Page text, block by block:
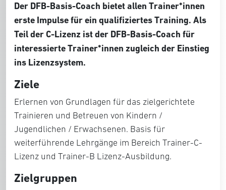
Der DFB-Basis-Coach bietet allen Trainer*innen
erste Impulse für ein qualifiziertes Training. Als
Teil der C-Lizenz ist der DFB-Basis-Coach für
interessierte Trainer*innen zugleich der Einstieg
ins Lizenzsystem.
Ziele
Erlernen von Grundlagen für das zielgerichtete
Trainieren und Betreuen von Kindern /
Jugendlichen / Erwachsenen. Basis für
weiterführende Lehrgänge im Bereich Trainer-C-
Lizenz und Trainer-B Lizenz-Ausbildung.
Zielgruppen